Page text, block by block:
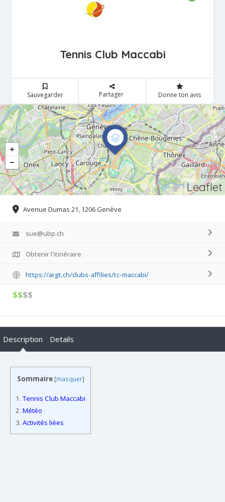
Tennis Club Maccabi
Sauvegarder Partager Donne ton avis
Leaflet
Avenue Dumas 21, 1206 Genève
sue@ubp.ch
Obtenir l'itinéraire
https://argt.ch/clubs-affilies/tc-maccabi/
$$$$
Description Details
Sommaire [masquer]
1.Tennis Club Maccabi
2. Météo
3. Activités liées